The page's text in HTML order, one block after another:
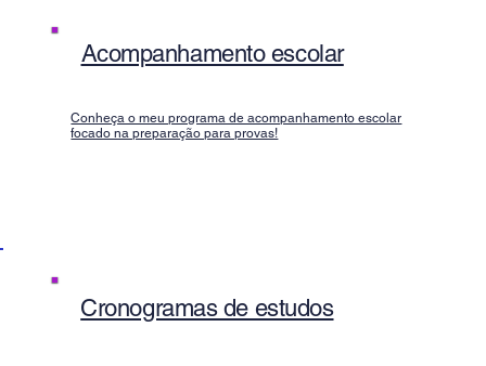
Acompanhamento escolar
Conheça o meu programa de acompanhamento escolar
focado na preparação para provas!
Cronogramas de estudos